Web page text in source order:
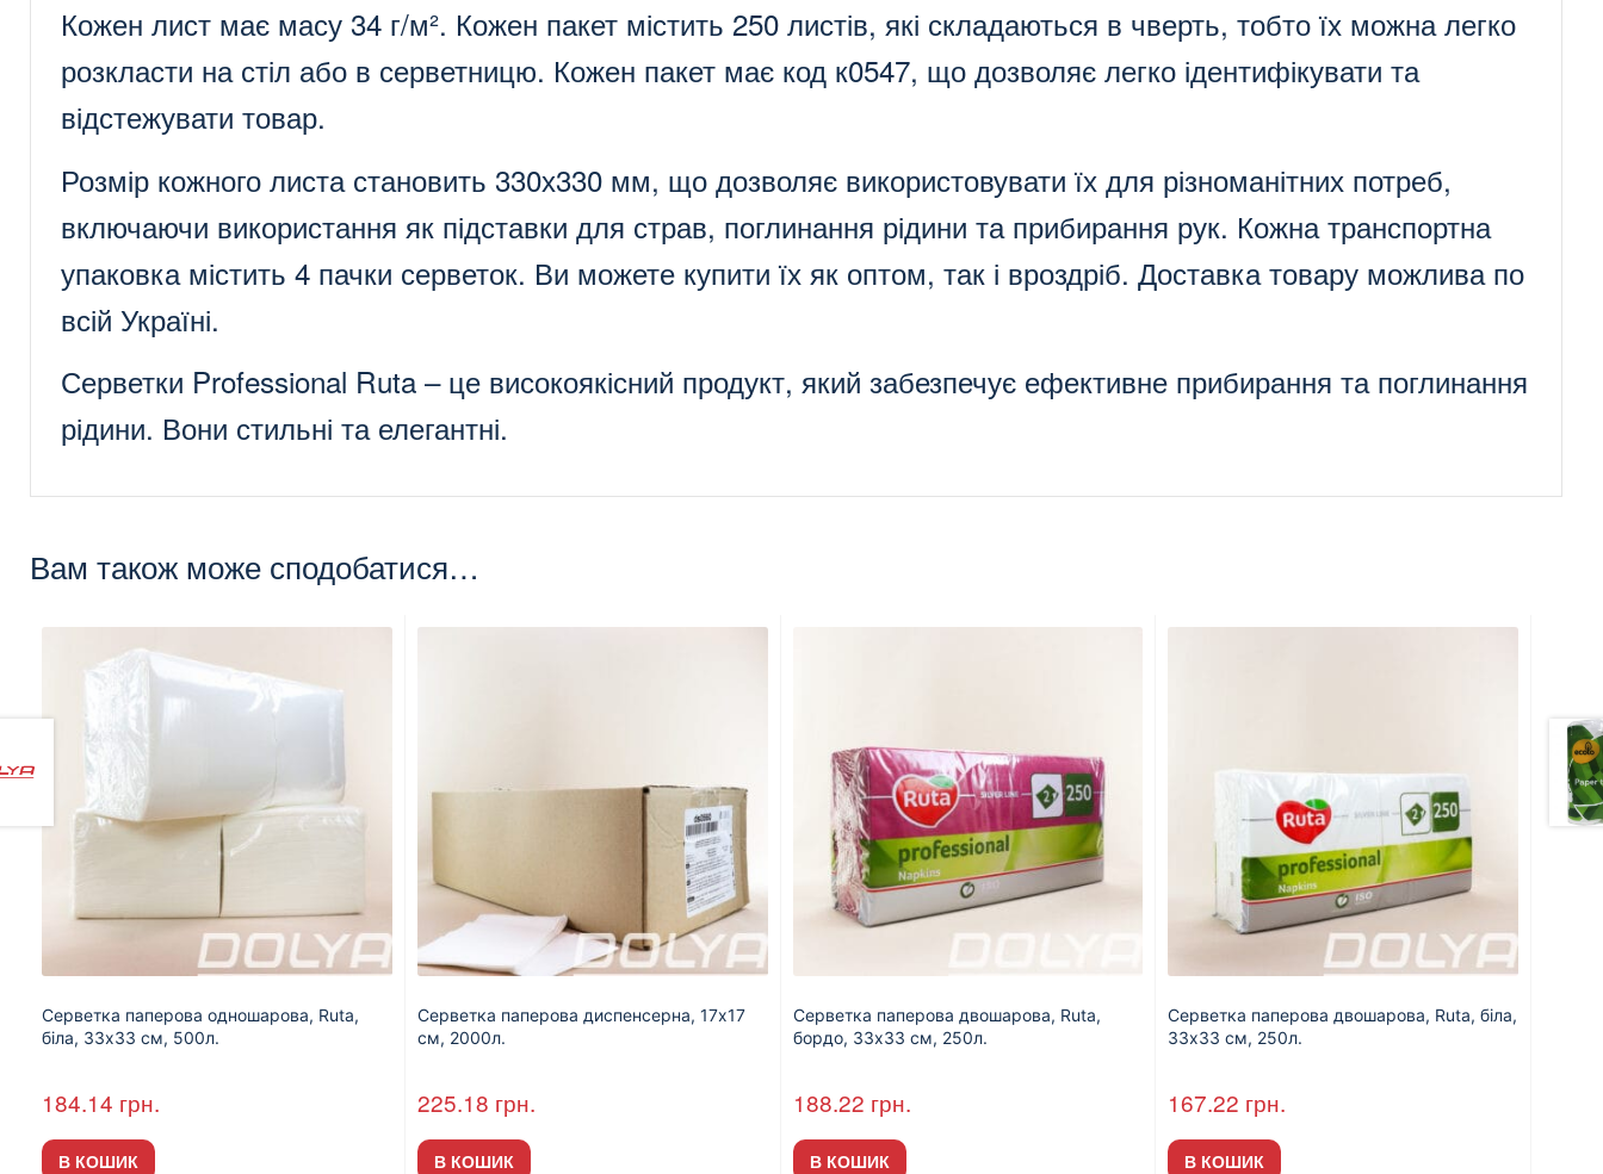
Кожен лист має масу 34 г/м². Кожен пакет містить 250 листів, які складаються в чверть, тобто їх можна легко
розкласти на стіл або в серветницю. Кожен пакет має код к0547, що дозволяє легко ідентифікувати та
відстежувати товар.
Розмір кожного листа становить 330х330 мм, що дозволяє використовувати їх для різноманітних потреб,
включаючи використання як підставки для страв, поглинання рідини та прибирання рук. Кожна транспортна
упаковка містить 4 пачки серветок. Ви можете купити їх як оптом, так і вроздріб. Доставка товару можлива по
всій Україні.
Серветки Professional Ruta – це високоякісний продукт, який забезпечує ефективне прибирання та поглинання
рідини. Вони стильні та елегантні.
Вам також може сподобатися…
Серветка паперова одношарова, Ruta,
біла, 33х33 см, 500л.
184.14 грн.
В КОШИК
Серветка паперова диспенсерна, 17х17
см, 2000л.
225.18 грн.
В КОШИК
Серветка паперова двошарова, Ruta,
бордо, 33х33 см, 250л.
188.22 грн.
В КОШИК
Серветка паперова двошарова, Ruta, біла,
33х33 см, 250л.
167.22 грн.
В КОШИК